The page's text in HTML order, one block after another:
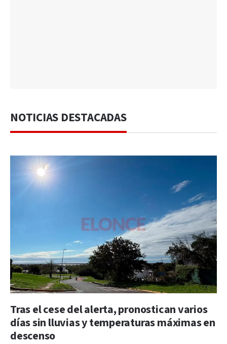
NOTICIAS DESTACADAS
Tras el cese del alerta, pronostican varios
días sin lluvias y temperaturas máximas en
descenso